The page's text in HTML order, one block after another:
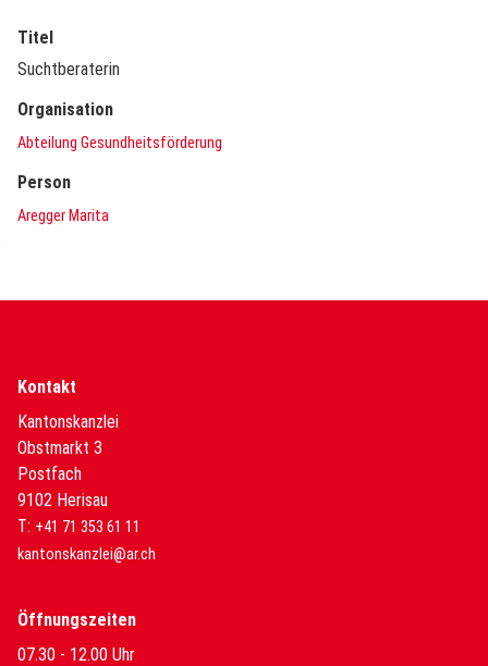
Titel
Suchtberaterin
Organisation
Abteilung Gesundheitsförderung
Person
Aregger Marita
Kontakt
Kantonskanzlei
Obstmarkt 3
Postfach
9102 Herisau
T: +41 71 353 61 11
kantonskanzlei@ar.ch
Öffnungszeiten
07.30 - 12.00 Uhr